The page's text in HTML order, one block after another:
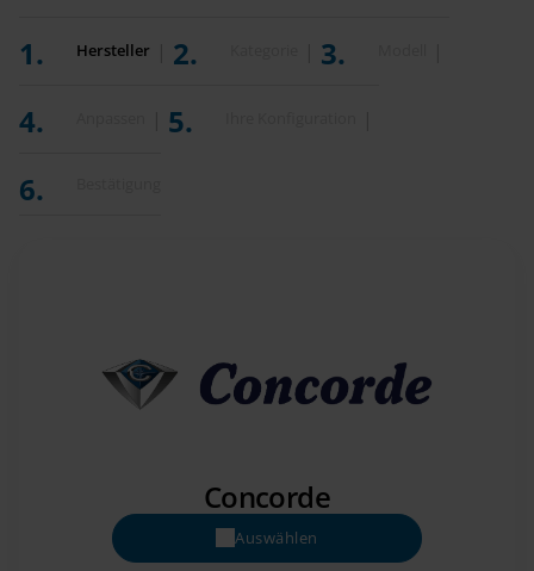
Hersteller
Concorde
Auswählen